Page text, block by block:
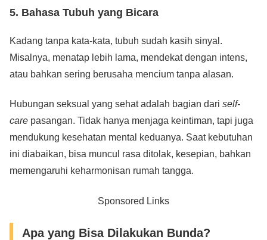
5. Bahasa Tubuh yang Bicara
Kadang tanpa kata-kata, tubuh sudah kasih sinyal.
Misalnya, menatap lebih lama, mendekat dengan intens,
atau bahkan sering berusaha mencium tanpa alasan.
Hubungan seksual yang sehat adalah bagian dari self-
care pasangan. Tidak hanya menjaga keintiman, tapi juga
mendukung kesehatan mental keduanya. Saat kebutuhan
ini diabaikan, bisa muncul rasa ditolak, kesepian, bahkan
memengaruhi keharmonisan rumah tangga.
Sponsored Links
Apa yang Bisa Dilakukan Bunda?